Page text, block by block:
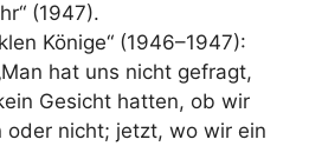
(1947).
Könige“ (1946–1947):
hat uns nicht gefragt,
Gesicht hatten, ob wir
oder nicht; jetzt, wo wir ein